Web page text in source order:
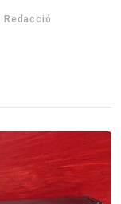
Redacció